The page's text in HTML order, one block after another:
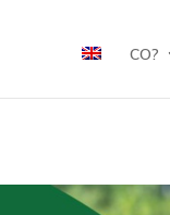
CO?